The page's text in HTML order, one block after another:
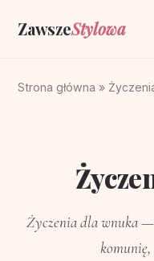
ZawszeStylowa
Strona główna »
Życzenia dla wnuka